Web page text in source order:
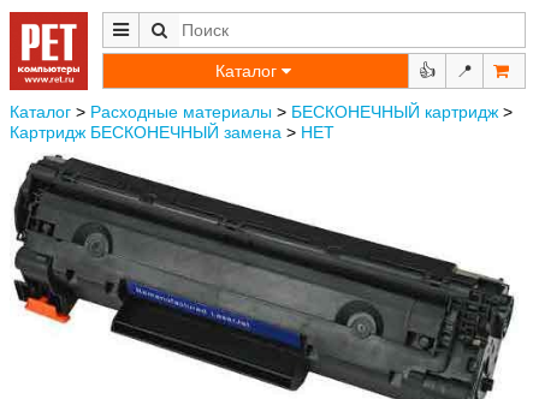
Каталог 👍 📍
Каталог > Расходные материалы > БЕСКОНЕЧНЫЙ картридж >
Картридж БЕСКОНЕЧНЫЙ замена > НЕТ